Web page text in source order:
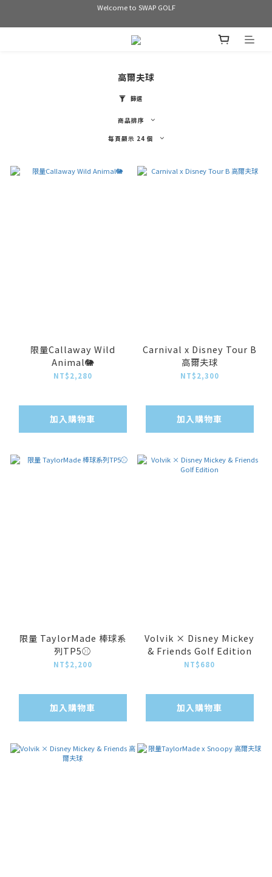
Welcome to SWAP GOLF
滿3000 免運
Welcome to SWAP GOLF
高爾夫球
篩選
商品排序
每頁顯示 24 個
限量Callaway Wild
Animal🐘
NT$2,280
加入購物車
Carnival x Disney Tour B
高爾夫球
NT$2,300
加入購物車
限量 TaylorMade 棒球系
列TP5⚾️
NT$2,200
加入購物車
Volvik × Disney Mickey
& Friends Golf Edition
NT$680
加入購物車